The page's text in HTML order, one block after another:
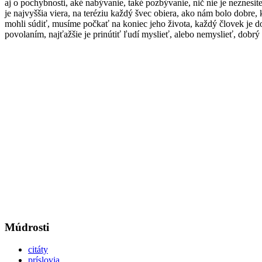
aj o pochybnosti, aké nabývanie, také pozbývanie, nič nie je
je najvyššia viera, na teréziu každý švec obiera, ako nám bolo
mohli súdiť, musíme počkať na koniec jeho života, každý človek je
povolaním, najťažšie je prinútiť ľudí myslieť, alebo nemyslieť, dobrý
Múdrosti
citáty